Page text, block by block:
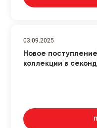
03.09.2025
Новое
коллекции в